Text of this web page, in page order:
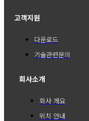
고객지원
다운로드
기술관련문의
회사소개
회사 개요
위치 안내